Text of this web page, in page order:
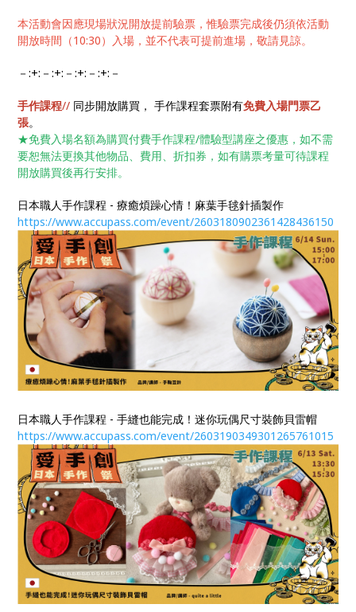
本活動會因應現場狀況開放提前驗票，惟驗票完成後仍須依活動
開放時間（10:30）入場，並不代表可提前進場，敬請見諒。
－:+:－:+:－:+:－:+:－
手作課程// 同步開放購買， 手作課程套票附有免費入場門票乙
張。
★免費入場名額為購買付費手作課程/體驗型講座之優惠，如不需
要恕無法更換其他物品、費用、折扣券，如有購票考量可待課程
開放購買後再行安排。
日本職人手作課程 - 療癒煩躁心情！麻葉手毬針插製作
https://www.accupass.com/event/2603180902361428436150
日本職人手作課程 - 手縫也能完成！迷你玩偶尺寸裝飾貝雷帽
https://www.accupass.com/event/2603190349301265761015